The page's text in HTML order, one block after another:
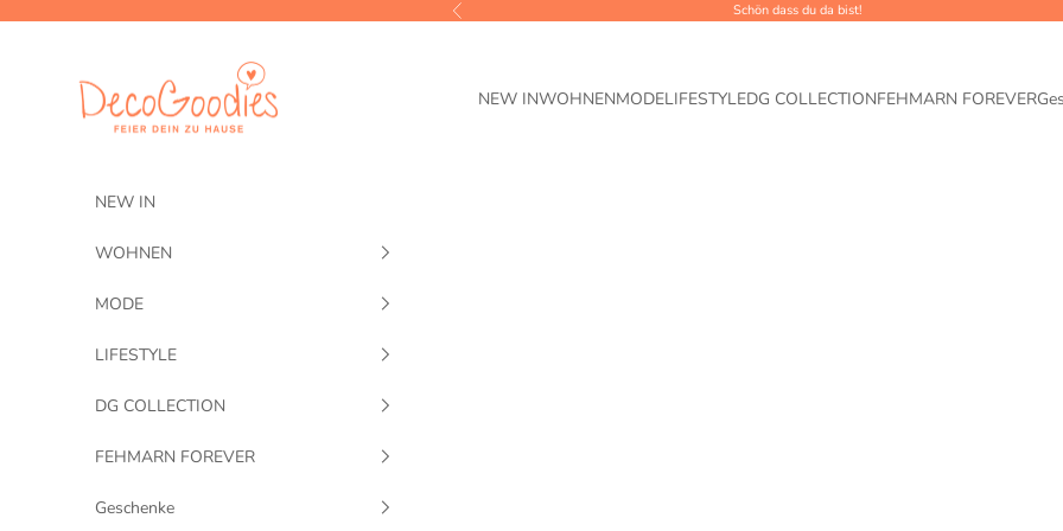
Zurück Schön dass du da bist!
NEW INWOHNENMODELIFESTYLEDG COLLECTIONFEHMARN FOREVER
NEW IN
WOHNEN
MODE
LIFESTYLE
DG COLLECTION
FEHMARN FOREVER
Geschenke